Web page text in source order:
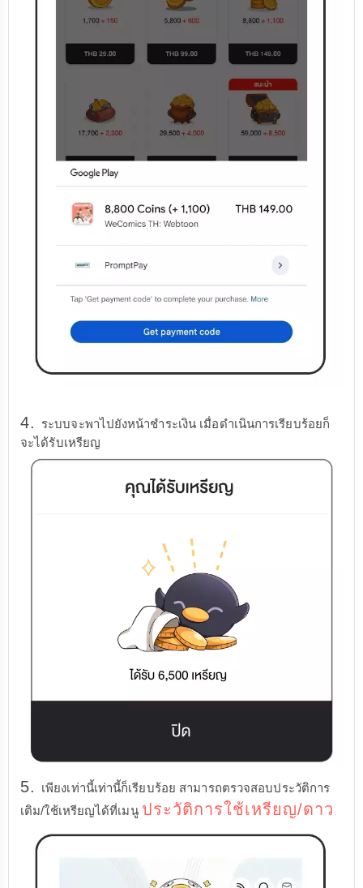
4.
ระบบจะพาไปยังหน้าชำระเงิน เมื่อดำเนินการเรียบร้อยก็
จะได้รับเหรียญ
5.
เพียงเท่านี้เท่านี้ก็เรียบร้อย สามารถตรวจสอบประวัติการ
เติม/ใช้เหรียญได้ที่เมนู ประวัติการใช้เหรียญ/ดาว